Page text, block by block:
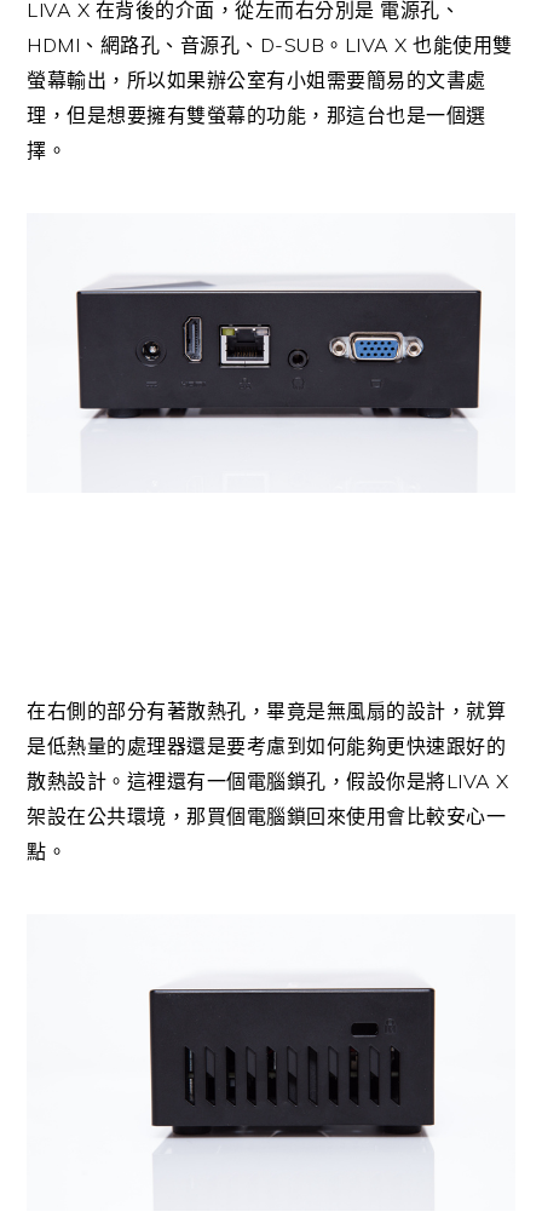
LIVA X 在背後的介面，從左而右分別是 電源孔、
HDMI 、網路孔、音源孔、 D-SUB 。 LIVA X也能使用雙
螢幕輸出，所以如果辦公室有小姐需要簡易的文書處
理，但是想要擁有雙螢幕的功能，那這台也是一個選
擇。
在右側的部分有著散熱孔，畢竟是無風扇的設計，就算
是低熱量的處理器還是要考慮到如何能夠更快速跟好的
散熱設計。這裡還有一個電腦鎖孔，假設你是將LIVA X
架設在公共環境，那買個電腦鎖回來使用會比較安心一
點。